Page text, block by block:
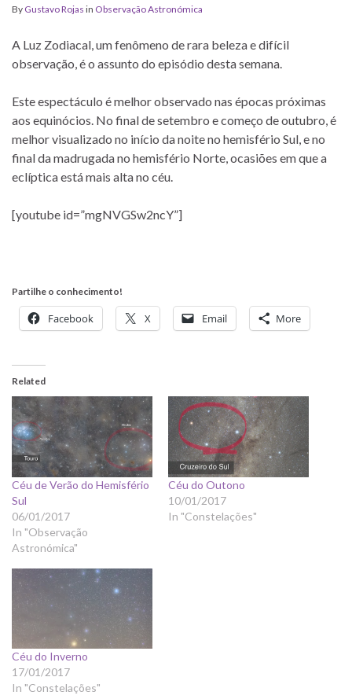
By Gustavo Rojas in Observação Astronómica
A Luz Zodiacal, um fenômeno de rara beleza e difícil
observação, é o assunto do episódio desta semana.
Este espectáculo é melhor observado nas épocas próximas
aos equinócios. No final de setembro e começo de outubro, é
melhor visualizado no início da noite no hemisfério Sul, e no
final da madrugada no hemisfério Norte, ocasiões em que a
eclíptica está mais alta no céu.
[youtube id=”mgNVGSw2ncY”]
Partilhe o conhecimento!
Facebook X Email More
Related
Céu de Verão do Hemisfério
Sul
06/01/2017
In "Observação
Astronómica"
Céu do Outono
10/01/2017
In "Constelações"
Céu do Inverno
17/01/2017
In "Constelações"